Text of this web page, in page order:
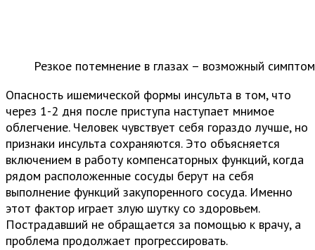
Резкое потемнение в глазах – возможный
Опасность ишемической формы инсульта в том, что
через 1-2 дня после приступа наступает мнимое
облегчение. Человек чувствует себя гораздо лучше, но
признаки инсульта сохраняются. Это объясняется
включением в работу компенсаторных функций, когда
рядом расположенные сосуды берут на себя
выполнение функций закупоренного сосуда. Именно
этот фактор играет злую шутку со здоровьем.
Пострадавший не обращается за помощью к врачу, а
проблема продолжает прогрессировать.